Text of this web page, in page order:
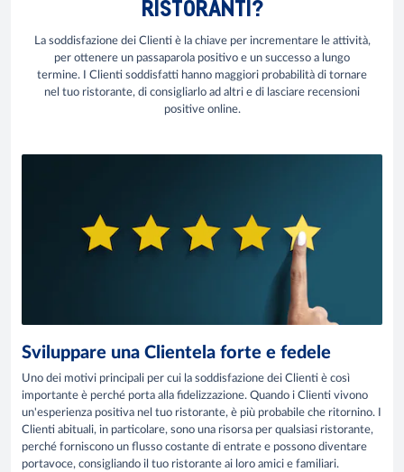
RISTORANTI?
La soddisfazione dei Clienti è la chiave per incrementare le attività,
per ottenere un passaparola positivo e un successo a lungo
termine. I Clienti soddisfatti hanno maggiori probabilità di tornare
nel tuo ristorante, di consigliarlo ad altri e di lasciare recensioni
positive online.
Sviluppare una Clientela forte e fedele
Uno dei motivi principali per cui la soddisfazione dei Clienti è così
importante è perché porta alla fidelizzazione. Quando i Clienti vivono
un'esperienza positiva nel tuo ristorante, è più probabile che ritornino. I
Clienti abituali, in particolare, sono una risorsa per qualsiasi ristorante,
perché forniscono un flusso costante di entrate e possono diventare
portavoce, consigliando il tuo ristorante ai loro amici e familiari.